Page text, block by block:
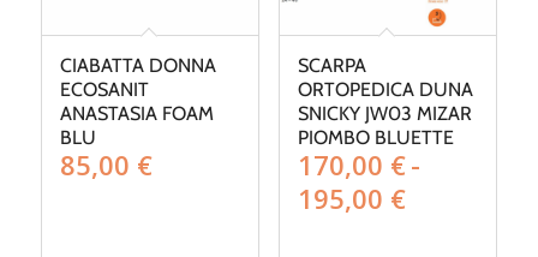
CIABATTA DONNA
ECOSANIT
ANASTASIA FOAM
BLU
85,00 €
SCARPA
ORTOPEDICA DUNA
SNICKY JW03 MIZAR
PIOMBO BLUETTE
170,00 €-
195,00 €Fascia